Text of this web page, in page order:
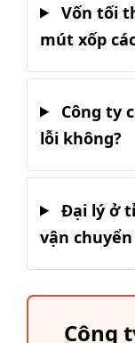
Vốn tối
mút xốp
Công ty
lỗi không?
Đại lý ở
vận
Công